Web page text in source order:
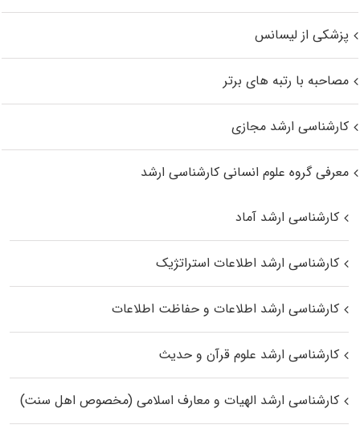
پزشکی از لیسانس
مصاحبه با رتبه های برتر
کارشناسی ارشد مجازی
معرفی گروه علوم انسانی کارشناسی ارشد
کارشناسی ارشد آماد
کارشناسی ارشد اطلاعات استراتژیک
کارشناسی ارشد اطلاعات و حفاظت اطلاعات
کارشناسی ارشد علوم قرآن و حدیث
کارشناسی ارشد الهیات و معارف اسلامی (مخصوص اهل سنت)